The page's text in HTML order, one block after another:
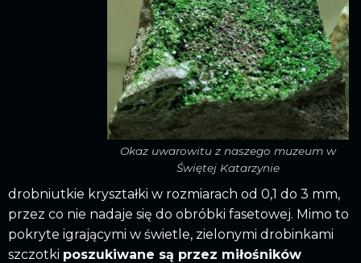
Okaz uwarowitu z naszego muzeum w
Świętej Katarzynie
drobniutkie kryształki w rozmiarach od 0,1 do 3 mm,
przez co nie nadaje się do obróbki fasetowej. Mimo to
pokryte igrającymi w świetle, zielonymi drobinkami
szczotki poszukiwane są przez miłośników